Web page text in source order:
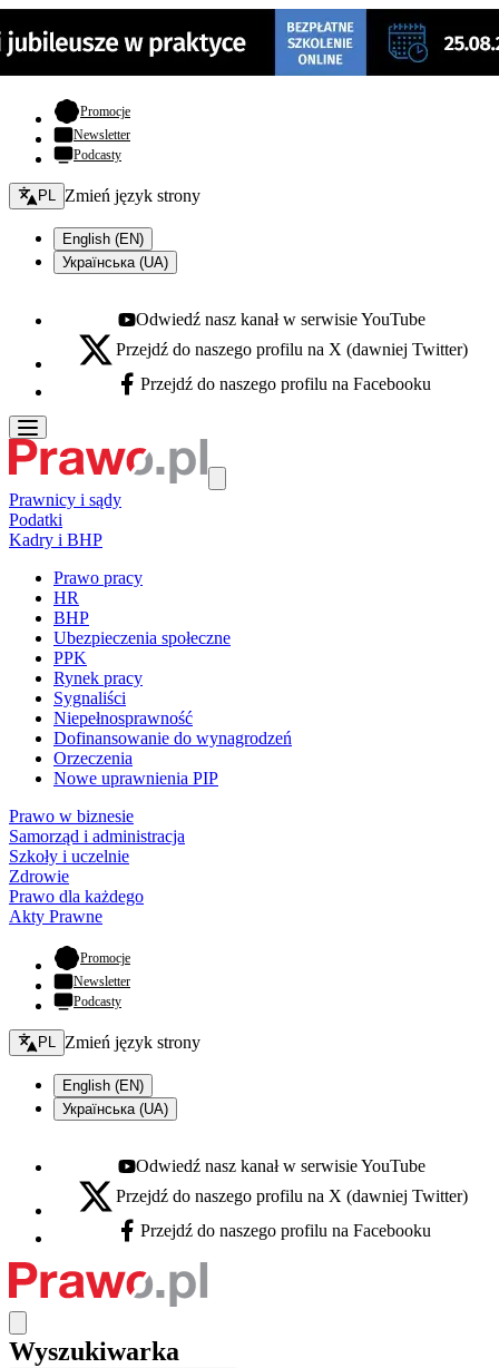
Promocje- otwiera się w nowej karcie
Newsletter
Podcasty
Zmień język - bieżący:
PL Zmień język strony
English (EN)
Українська (UA)
Youtube - otwiera się w nowej karcie
Odwiedź nasz kanał w serwisie YouTube
X - otwiera się w nowej karcie
Przejdź do naszego profilu na X (dawniej Twitter)
Facebook - otwiera się w nowej karcie
Przejdź do naszego profilu na Facebooku
Prawnicy i sądy
Podatki
Kadry i BHP
Prawo pracy
HR
BHP
Ubezpieczenia społeczne
PPK
Rynek pracy
Sygnaliści
Niepełnosprawność
Dofinansowanie do wynagrodzeń
Orzeczenia
Nowe uprawnienia PIP
Prawo w biznesie
Samorząd i administracja
Szkoły i uczelnie
Zdrowie
Prawo dla każdego
Akty Prawne
Promocje- otwiera się w nowej karcie
Newsletter
Podcasty
Zmień język - bieżący:
PL Zmień język strony
English (EN)
Українська (UA)
Youtube - otwiera się w nowej karcie
Odwiedź nasz kanał w serwisie YouTube
X - otwiera się w nowej karcie
Przejdź do naszego profilu na X (dawniej Twitter)
Facebook - otwiera się w nowej karcie
Przejdź do naszego profilu na Facebooku
Wyszukiwarka